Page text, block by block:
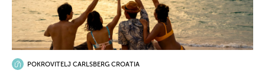
POKROVITELJ CARLSBERG CROATIA